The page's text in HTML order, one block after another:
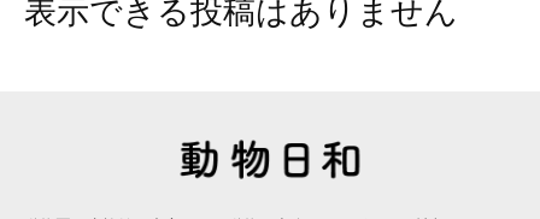
表示できる投稿はありません